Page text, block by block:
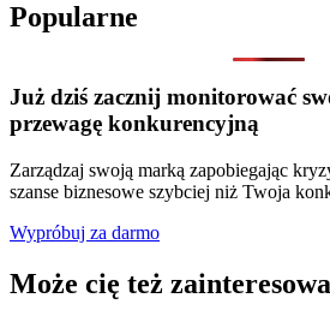
Popularne
Już dziś zacznij monitorować
przewagę konkurencyjną
Zarządzaj swoją marką zapobiegając
szanse biznesowe szybciej niż Twoja
Wypróbuj za darmo
Może cię też